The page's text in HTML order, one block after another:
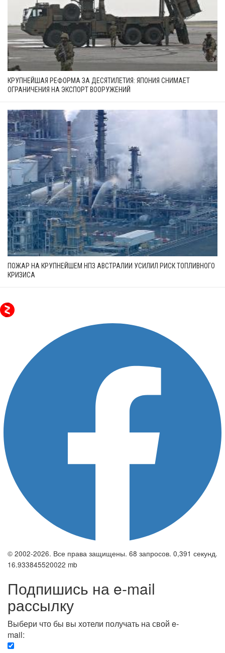
КРУПНЕЙШАЯ РЕФОРМА ЗА ДЕСЯТИЛЕТИЯ: ЯПОНИЯ СНИМАЕТ
ОГРАНИЧЕНИЯ НА ЭКСПОРТ ВООРУЖЕНИЙ
ПОЖАР НА КРУПНЕЙШЕМ НПЗ АВСТРАЛИИ УСИЛИЛ РИСК ТОПЛИВНОГО
КРИЗИСА
© 2002-2026. Все права защищены. 68 запросов. 0,391 секунд.
16.933845520022 mb
Подпишись на e-mail
рассылку
Выбери что бы вы хотели получать на свой e-
mail: